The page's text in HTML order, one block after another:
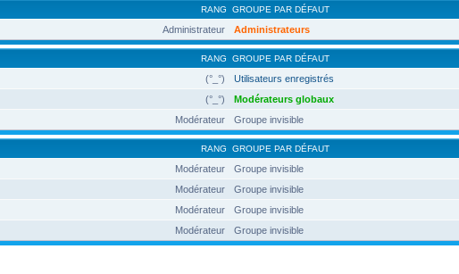
RANG GROUPE PAR DÉFAUT
Administrateur Administrateurs
RANG GROUPE PAR DÉFAUT
(°_°) Utilisateurs enregistrés
(°_°)
Modérateurs globaux
Modérateur
Groupe invisible
RANG GROUPE PAR DÉFAUT
Modérateur Groupe invisible
Modérateur
Groupe invisible
Modérateur
Groupe invisible
Modérateur
Groupe invisible